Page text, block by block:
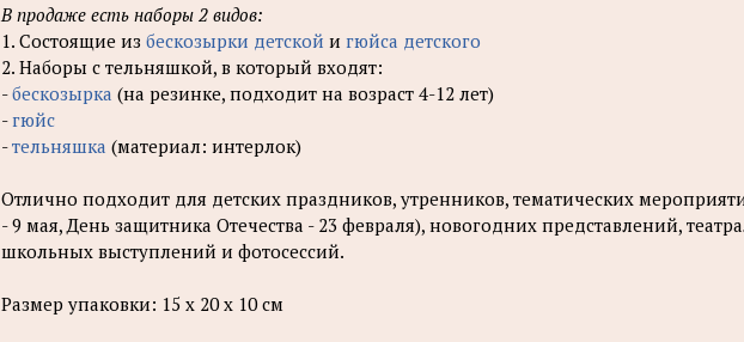
В продаже есть наборы 2 видов:
1. Состоящие из бескозырки детской и гюйса детского
2. Наборы с тельняшкой, в который входят:
-бескозырка (на резинке, подходит на возраст 4-12 лет)
-гюйс
-тельняшка (материал: интерлок)
Отлично подходит для детских праздников, утренников, тематических
- 9 мая, День защитника Отечества - 23 февраля), новогодних представлений,
школьных выступлений и фотосессий.
Размер упаковки: 15 х 20 х 10 см